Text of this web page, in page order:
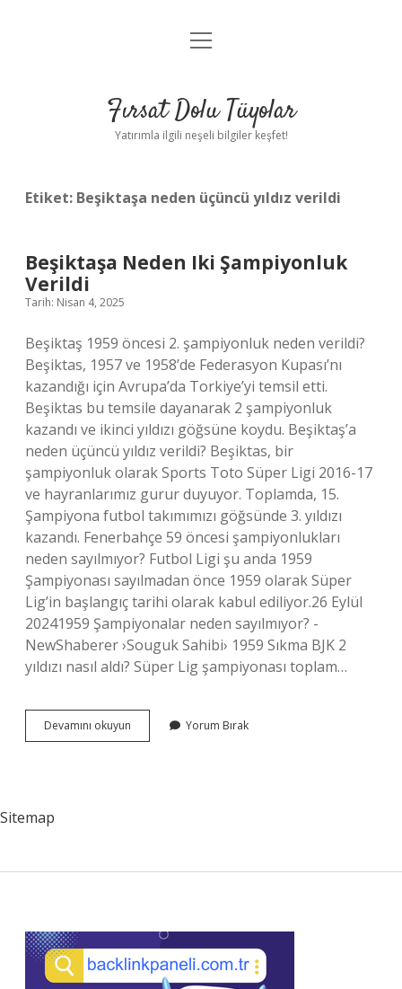
Gizlilik Politikası
Yasal Uyarı
menüyü
Fırsat Dolu Tüyolar
Yatırımla ilgili neşeli bilgiler keşfet!
Etiket: Beşiktaşa neden üçüncü yıldız verildi
Beşiktaşa Neden Iki Şampiyonluk
Verildi
Tarih: Nisan 4, 2025
Beşiktaş 1959 öncesi 2. şampiyonluk neden verildi?
Beşiktas, 1957 ve 1958’de Federasyon Kupası’nı
kazandığı için Avrupa’da Torkiye’yi temsil etti.
Beşiktas bu temsile dayanarak 2 şampiyonluk
kazandı ve ikinci yıldızı göğsüne koydu. Beşiktaş’a
neden üçüncü yıldız verildi? Beşiktas, bir
şampiyonluk olarak Sports Toto Süper Ligi 2016-17
ve hayranlarımız gurur duyuyor. Toplamda, 15.
Şampiyona futbol takımımızı göğsünde 3. yıldızı
kazandı. Fenerbahçe 59 öncesi şampiyonlukları
neden sayılmıyor? Futbol Ligi şu anda 1959
Şampiyonası sayılmadan önce 1959 olarak Süper
Lig’in başlangıç ​​tarihi olarak kabul ediliyor.26 Eylül
20241959 Şampiyonalar neden sayılmıyor? -
NewShaberer ›Souguk Sahibi› 1959 Sıkma BJK 2
yıldızı nasıl aldı? Süper Lig şampiyonası toplam…
Devamını okuyun Beşiktaşa
Neden
Yorum Bırak
Sitemap
Sidebar